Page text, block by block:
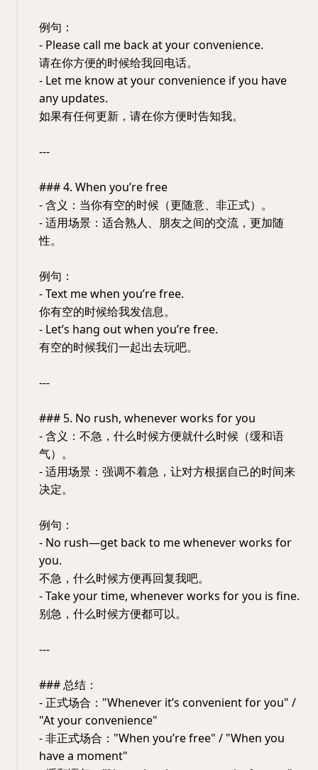
例句：
- Please call me back at your convenience.
请在你方便的时候给我回电话。
- Let me know at your convenience if you have
any updates.
如果有任何更新，请在你方便时告知我。
---
### 4. When you’re free
- 含义：当你有空的时候（更随意、非正式）。
- 适用场景：适合熟人、朋友之间的交流，更加随
性。
例句：
- Text me when you’re free.
你有空的时候给我发信息。
- Let’s hang out when you’re free.
有空的时候我们一起出去玩吧。
---
### 5. No rush, whenever works for you
- 含义：不急，什么时候方便就什么时候（缓和语
气）。
- 适用场景：强调不着急，让对方根据自己的时间来
决定。
例句：
- No rush—get back to me whenever works for
you.
不急，什么时候方便再回复我吧。
- Take your time, whenever works for you is fine.
别急，什么时候方便都可以。
---
### 总结：
- 正式场合："Whenever it’s convenient for you" /
"At your convenience"
- 非正式场合："When you’re free" / "When you
have a moment"